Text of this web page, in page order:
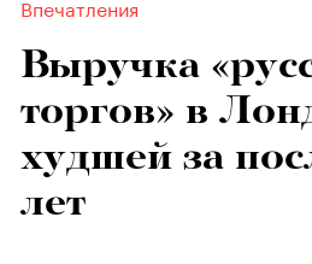
Впечатления
Выручка
торгов» в
худшей за
лет